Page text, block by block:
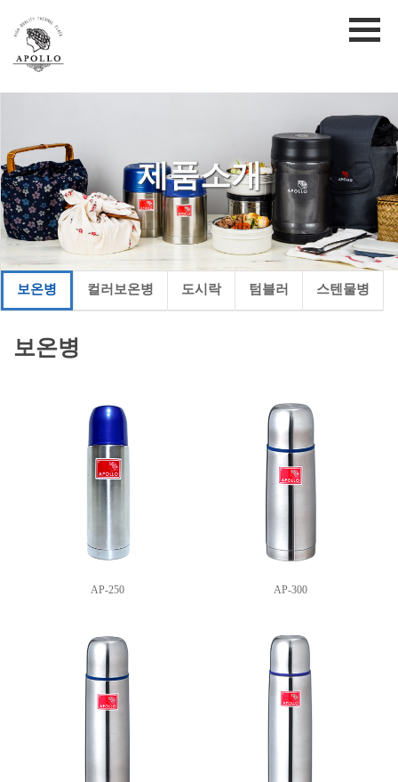
제품소개
보온병 컬러보온병 도시락 텀블러 스텐물병
보온병
AP-250 AP-300